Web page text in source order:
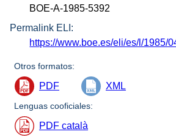
BOE-A-1985-5392
Permalink ELI:
https://www.boe.es/eli/es/l/1985/
Otros formatos:
PDF XML
Lenguas cooficiales:
PDF català